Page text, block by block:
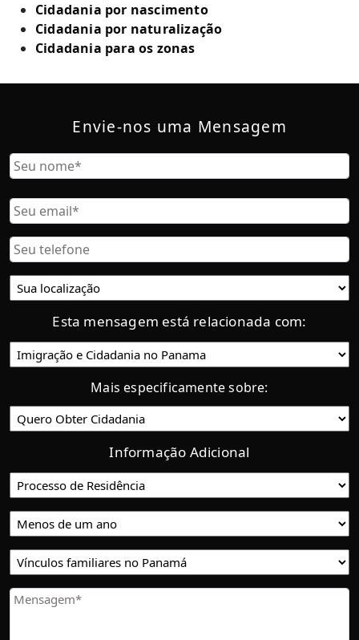
Cidadania por nascimento
Cidadania por naturalização
Cidadania para os zonas
Envie-nos uma Mensagem
Nombre
Correo
Electrónico
Teléfono
Ubicación
actual:
Esta mensagem está relacionada com:
Categoría
Mais especificamente sobre:
Informação Adicional
Proceso
de
Residencia
Tiempo
de
residencia
en
Panamá
Vínculos
familiares
en
Mensaje